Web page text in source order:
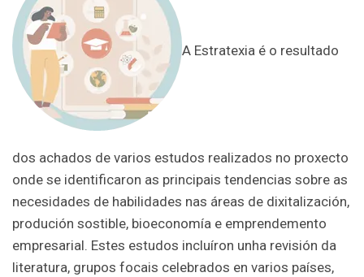
A Estratexia é o resultado
dos achados de varios estudos realizados no proxecto
onde se identificaron as principais tendencias sobre as
necesidades de habilidades nas áreas de dixitalización,
produción sostible, bioeconomía e emprendemento
empresarial. Estes estudos incluíron unha revisión da
literatura, grupos focais celebrados en varios países,